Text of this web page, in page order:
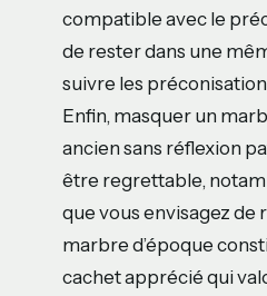
compatible avec le
de rester dans une
suivre les
Enfin, masquer un
ancien sans réflexion
être regrettable,
que vous envisagez de
marbre d’époque
cachet apprécié qui